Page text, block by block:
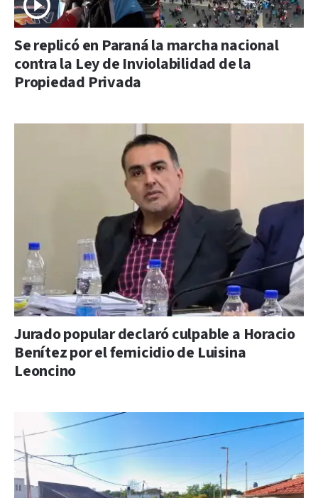
Se replicó en Paraná la marcha nacional
contra la Ley de Inviolabilidad de la
Propiedad Privada
Jurado popular declaró culpable a Horacio
Benítez por el femicidio de Luisina
Leoncino